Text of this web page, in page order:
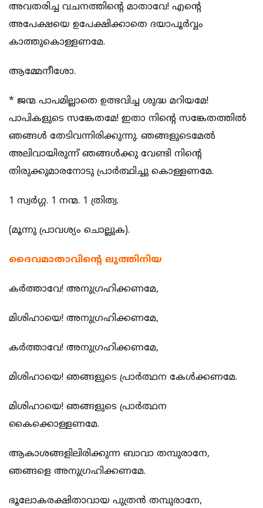
അവതരിച്ച വചനത്തിന്‍റെ മാതാവേ! എന്‍റെ
അപേക്ഷയെ ഉപേക്ഷിക്കാതെ ദയാപൂര്‍വ്വം
കാത്തുകൊള്ളണമേ.
ആമ്മേനീശോ.
* ജന്മ പാപമില്ലാതെ ഉത്ഭവിച്ച ശുദ്ധ മറിയമേ!
പാപികളുടെ സങ്കേതമേ! ഇതാ നിന്‍റെ സങ്കേതത്തില്‍
ഞങ്ങള്‍ തേടിവന്നിരിക്കുന്നു. ഞങ്ങളുടെമേല്‍
അലിവായിരുന്ന് ഞങ്ങള്‍ക്കു വേണ്ടി നിന്‍റെ
തിരുക്കുമാരനോടു പ്രാര്‍ത്ഥിച്ചു കൊള്ളണമേ.
1 സ്വര്‍ഗ്ഗ. 1 നന്മ. 1 ത്രിത്വ.
(മൂന്നു പ്രാവശ്യം ചൊല്ലുക).
ദൈവമാതാവിന്റെ ലുത്തിനിയ
കര്‍ത്താവേ! അനുഗ്രഹിക്കണമേ,
മിശിഹായെ! അനുഗ്രഹിക്കണമേ,
കര്‍ത്താവേ! അനുഗ്രഹിക്കണമേ,
മിശിഹായെ! ഞങ്ങളുടെ പ്രാര്‍ത്ഥന കേള്‍ക്കണമേ.
മിശിഹായെ! ഞങ്ങളുടെ പ്രാര്‍ത്ഥന
കൈക്കൊള്ളണമേ.
ആകാശങ്ങളിലിരിക്കുന്ന ബാവാ തമ്പുരാനേ,
ഞങ്ങളെ അനുഗ്രഹിക്കണമേ.
ഭൂലോകരക്ഷിതാവായ പുത്രന്‍ തമ്പുരാനേ,